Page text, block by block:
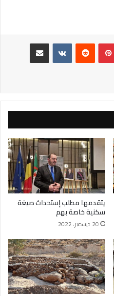
بينتيريست
مشاركة عبر البريد
يتقدمها مطلب إستحداث صيغة
سكنية خاصة بهم
20 ديسمبر، 2022